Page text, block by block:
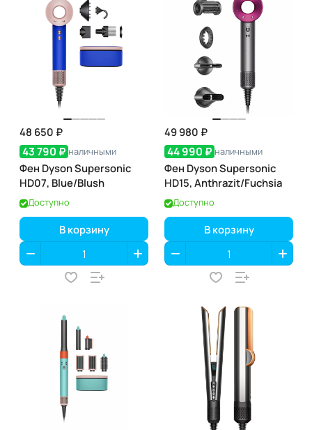
48 650 ₽
43 790 ₽ наличными
Фен Dyson Supersonic
HD07, Blue/Blush
Доступно
В корзину
49 980 ₽
44 990 ₽ наличными
Фен Dyson Supersonic
HD15, Anthrazit/Fuchsia
Доступно
В корзину